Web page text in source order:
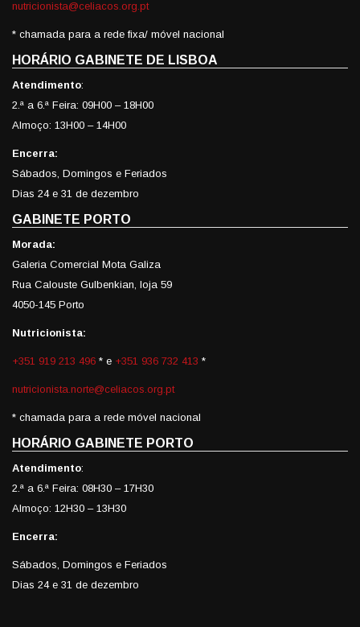
nutricionista@celiacos.org.pt
* chamada para a rede fixa/ móvel nacional
HORÁRIO GABINETE DE LISBOA
Atendimento:
2.ª a 6.ª Feira: 09H00 – 18H00
Almoço: 13H00 – 14H00
Encerra:
Sábados, Domingos e Feriados
Dias 24 e 31 de dezembro
GABINETE PORTO
Morada:
Galeria Comercial Mota Galiza
Rua Calouste Gulbenkian, loja 59
4050-145 Porto
Nutricionista:
+351 919 213 496 * e +351 936 732 413 *
nutricionista.norte@celiacos.org.pt
* chamada para a rede móvel nacional
HORÁRIO GABINETE PORTO
Atendimento:
2.ª a 6.ª Feira: 08H30 – 17H30
Almoço: 12H30 – 13H30
Encerra:
Sábados, Domingos e Feriados
Dias 24 e 31 de dezembro